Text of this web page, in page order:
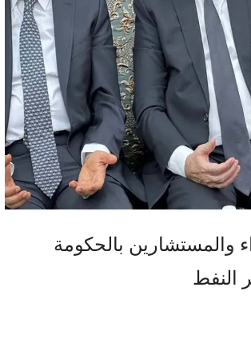
والمستشارين بالحكومة
النفط